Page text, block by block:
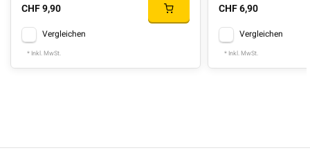
CHF 9,90
Vergleichen
* Inkl. MwSt.
CHF 6,90
Vergleichen
* Inkl. MwSt.